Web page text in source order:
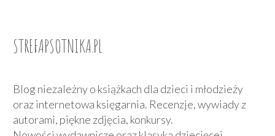
STREFAPSOTNIKA.PL
Blog niezależny o książkach dla dzieci i młodzieży
oraz internetowa księgarnia. Recenzje, wywiady z
autorami, piękne zdjęcia, konkursy.